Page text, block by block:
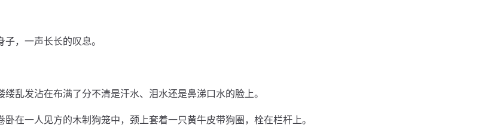
，一声长长的叹息。
乱发沾在布满了分不清是汗水、泪水还是鼻涕口水的脸上。
在一人见方的木制狗笼中，颈上套着一只黄牛皮带狗圈，栓在栏杆上。